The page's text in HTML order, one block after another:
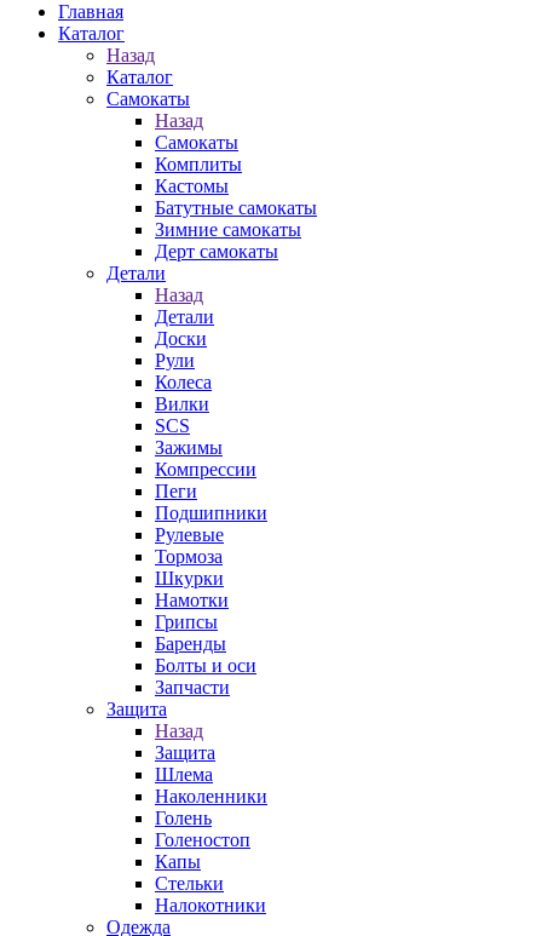
Главная
Каталог
Назад
Каталог
Самокаты
Назад
Самокаты
Комплиты
Кастомы
Батутные самокаты
Зимние самокаты
Дерт самокаты
Детали
Назад
Детали
Доски
Рули
Колеса
Вилки
SCS
Зажимы
Компрессии
Пеги
Подшипники
Рулевые
Тормоза
Шкурки
Намотки
Грипсы
Баренды
Болты и оси
Запчасти
Защита
Назад
Защита
Шлема
Наколенники
Голень
Голеностоп
Капы
Стельки
Налокотники
Одежда